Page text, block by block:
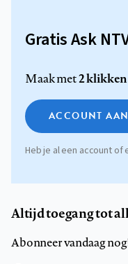
Gratis Ask
Maak met2 klikken
ACCOUNT
Heb je al een account of
Altijd toegang tot
Abonneer vandaag